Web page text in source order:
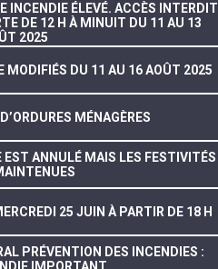
INCENDIE ÉLEVÉ. ACCÈS INTERDIT
DE 12 H À MINUIT DU 11 AU 13
2025
MODIFIÉS DU 11 AU 16 AOÛT 2025
MÉNAGÈRES
EST ANNULÉ MAIS LES FESTIVITÉS
25 JUIN À PARTIR DE 18 H
PRÉVENTION DES INCENDIES :